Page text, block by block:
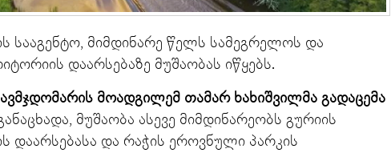
სააგენტო, მიმდინარე წელს სამეგრელოს და
დაარსებაზე მუშაობას იწყებს.
მოადგილემ თამარ ხახიშვილმა გადაცემა
მუშაობა ასევე მიმდინარეობს გურიის
დაარსებასა და რაჭის ეროვნული პარკის